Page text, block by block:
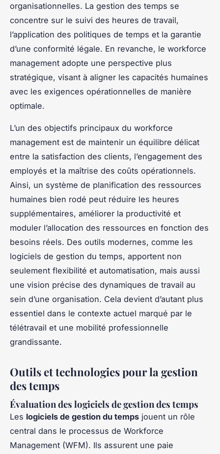
organisationnelles. La gestion des temps se
concentre sur le suivi des heures de travail,
l’application des politiques de temps et la garantie
d’une conformité légale. En revanche, le workforce
management adopte une perspective plus
stratégique, visant à aligner les capacités humaines
avec les exigences opérationnelles de manière
optimale.
L’un des objectifs principaux du workforce
management est de maintenir un équilibre délicat
entre la satisfaction des clients, l’engagement des
employés et la maîtrise des coûts opérationnels.
Ainsi, un système de planification des ressources
humaines bien rodé peut réduire les heures
supplémentaires, améliorer la productivité et
moduler l’allocation des ressources en fonction des
besoins réels. Des outils modernes, comme les
logiciels de gestion du temps, apportent non
seulement flexibilité et automatisation, mais aussi
une vision précise des dynamiques de travail au
sein d’une organisation. Cela devient d’autant plus
essentiel dans le contexte actuel marqué par le
télétravail et une mobilité professionnelle
grandissante.
Outils et technologies pour la gestion
des temps
Évaluation des logiciels de gestion des temps
Les logiciels de gestion du temps jouent un rôle
central dans le processus de Workforce
Management (WFM). Ils assurent une paie